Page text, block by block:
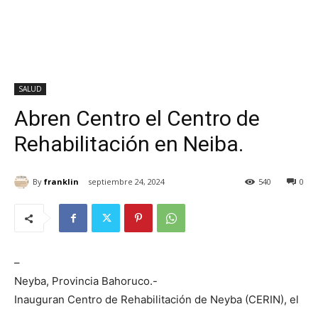
SALUD
Abren Centro el Centro de
Rehabilitación en Neiba.
By franklin septiembre 24, 2024 0
540
–
Neyba, Provincia Bahoruco.-
Inauguran Centro de Rehabilitación de Neyba (CERIN), el